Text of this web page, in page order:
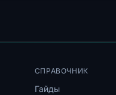
СПРАВОЧНИК
Гайды